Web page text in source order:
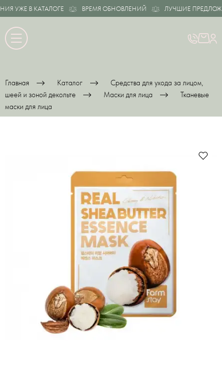
УЖЕ В КАТАЛОГЕ ВРЕМЯ ОБНОВЛЕНИЙ ЛУЧШИЕ
Главная Каталог
Средства для ухода за лицом,
шеей и зоной декольте
Маски для лица
Тканевые
маски для лица